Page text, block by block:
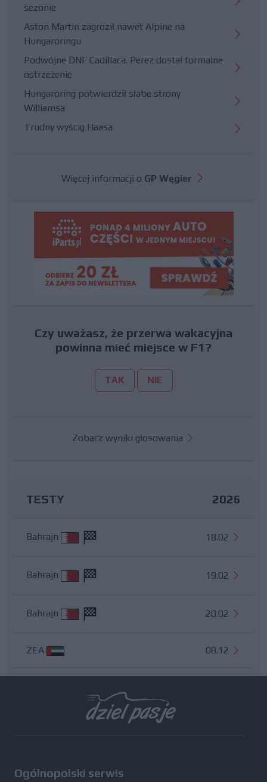
sezonie
Aston Martin zagroził nawet Alpine na
Hungaroringu
Podwójne DNF Cadillaca. Perez dostał formalne
ostrzeżenie
Hungaroring potwierdził słabe strony
Williamsa
Trudny wyścig Haasa
Więcej informacji o GP Węgier
Czy uważasz, że przerwa wakacyjna
powinna mieć miejsce w F1?
TAK NIE
Zobacz wyniki głosowania
TESTY 2026
Bahrajn 18.02
Bahrajn 19.02
Bahrajn 20.02
ZEA 08.12
Ogólnopolski serwis